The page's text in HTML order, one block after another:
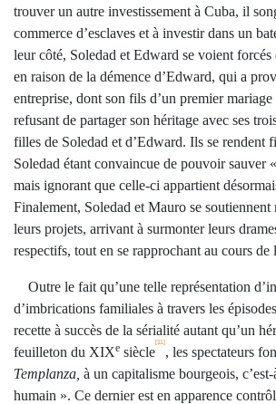
trouver un autre investissement à Cuba, il
commerce d’esclaves et à investir dans un
leur côté, Soledad et Edward se voient
en raison de la démence d’Edward, qui a
entreprise, dont son fils d’un premier mariage
refusant de partager son héritage avec ses
filles de Soledad et d’Edward. Ils se rendent
Soledad étant convaincue de pouvoir sauver
mais ignorant que celle-ci appartient
Finalement, Soledad et Mauro se soutiennent
leurs projets, arrivant à surmonter leurs
respectifs, tout en se rapprochant au cours de
Outre le fait qu’une telle représentation
d’imbrications familiales à travers les
recette à succès de la sérialité autant qu’un
feuilleton du XIXe siècle
[11]
, les spectateurs
Templanza, à un capitalisme bourgeois,
humain ». Ce dernier est en apparence